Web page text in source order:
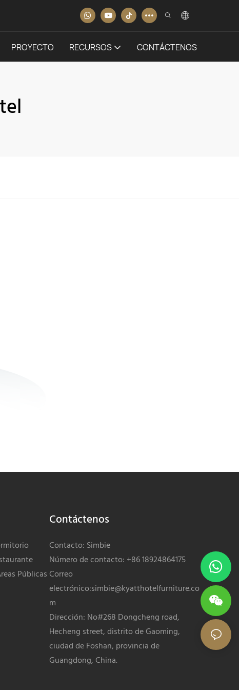
PROYECTO RECURSOS CONTÁCTENOS
Públicas
Contáctenos
Contacto: Simbie
Número de contacto: +86 18924864175
Correo
electrónico:simbie@kyatthotelfurniture.co
m
Dirección: No#268 Dongcheng road,
Hecheng street, distrito de Gaoming,
ciudad de Foshan, provincia de
Guangdong, China.